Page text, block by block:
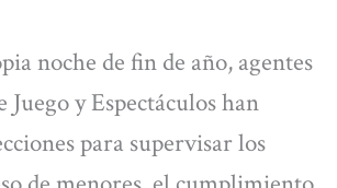
noche de fin de año, agentes
Juego y Espectáculos han
para supervisar los